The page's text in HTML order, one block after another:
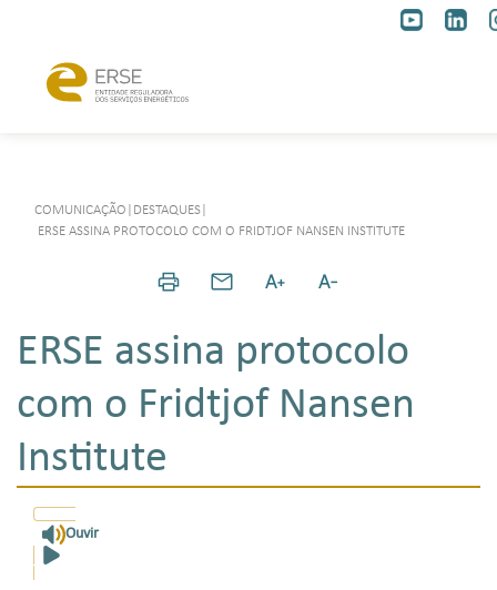
COMUNICAÇÃO DESTAQUES
ERSE ASSINA PROTOCOLO COM O FRIDTJOF NANSEN INSTITUTE
ERSE assina protocolo
com o Fridtjof Nansen
Institute
Ouvir